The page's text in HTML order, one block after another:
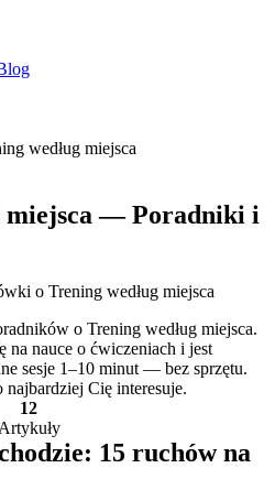
według miejsca
miejsca — Poradniki i
o Trening według miejsca
o Trening według miejsca.
na nauce o ćwiczeniach i jest
sesje 1–10 minut — bez sprzętu.
najbardziej Cię interesuje.
12
Artykuły
15 ruchów na